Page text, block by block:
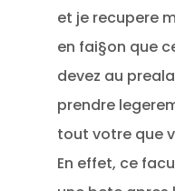
et je recupere
en fai§on que
devez au
prendre
tout votre que
En effet, ce